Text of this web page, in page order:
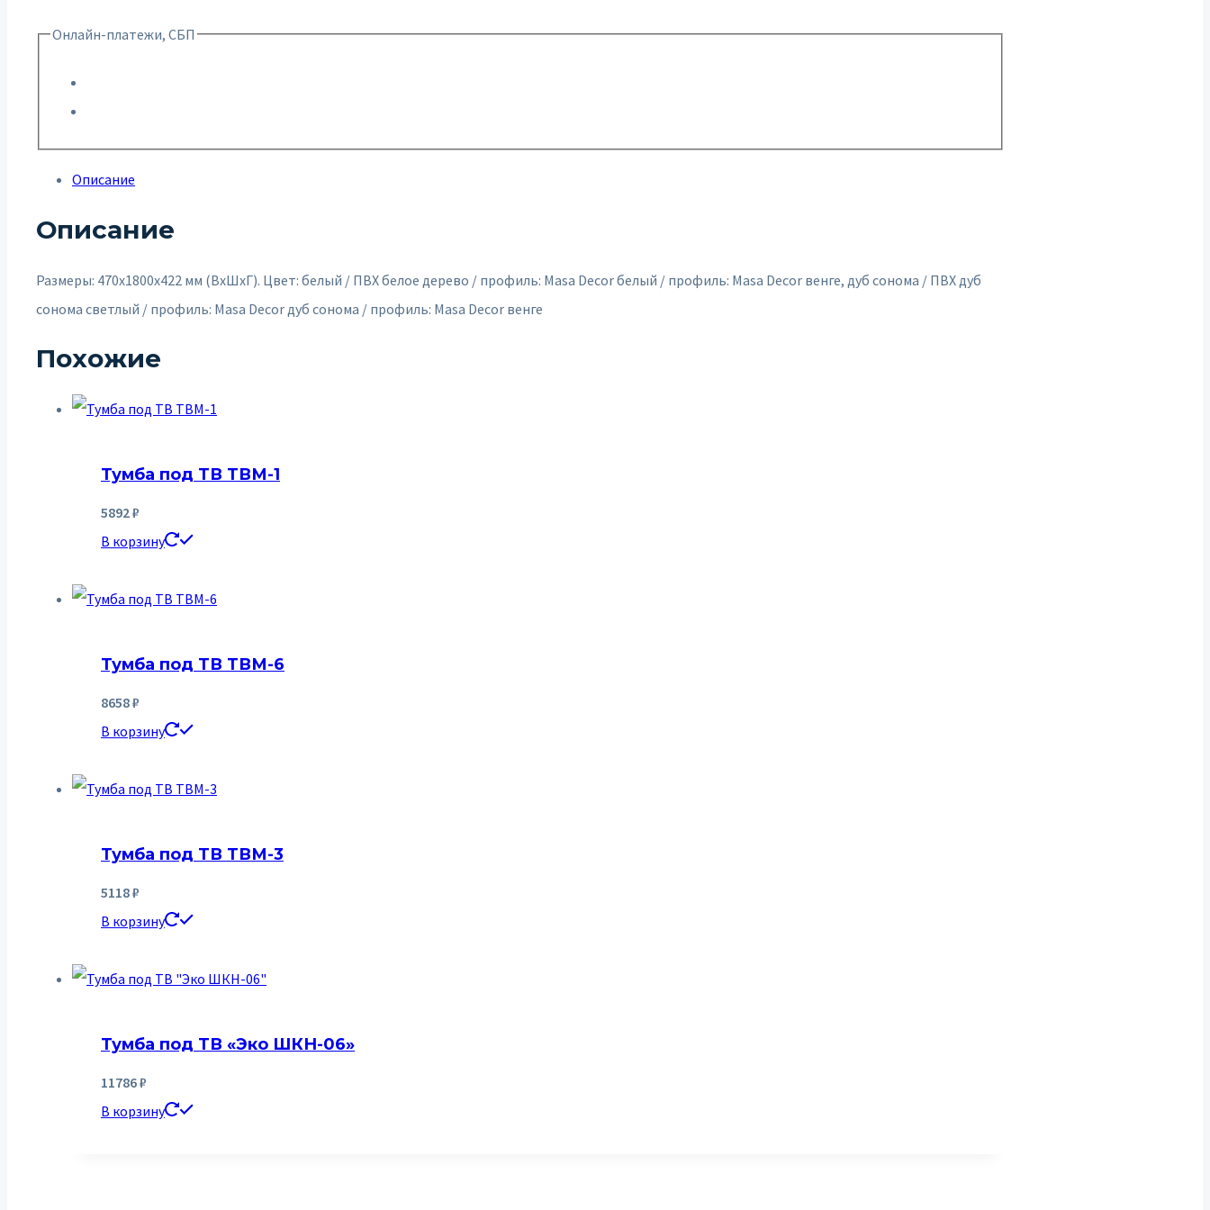
Онлайн-платежи, СБП
Описание
Описание
Размеры: 470х1800х422 мм (ВхШхГ). Цвет: белый / ПВХ белое дерево / профиль: Masa Decor белый / профиль: Masa Decor венге, дуб сонома / ПВХ дуб
сонома светлый / профиль: Masa Decor дуб сонома / профиль: Masa Decor венге
Похожие
Тумба под ТВ ТВМ-1
5892₽
В корзину
Тумба под ТВ ТВМ-6
8658₽
В корзину
Тумба под ТВ ТВМ-3
5118₽
В корзину
Тумба под ТВ «Эко ШКН-06»
11786₽
В корзину